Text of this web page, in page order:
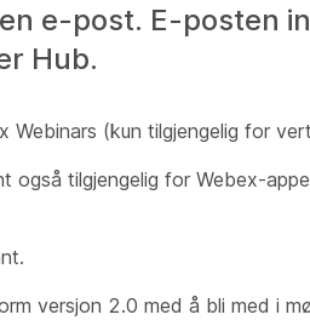
e-post. E-posten
Hub.
(kun tilgjengelig for
også tilgjengelig for Webex-
versjon 2.0 med å bli med i